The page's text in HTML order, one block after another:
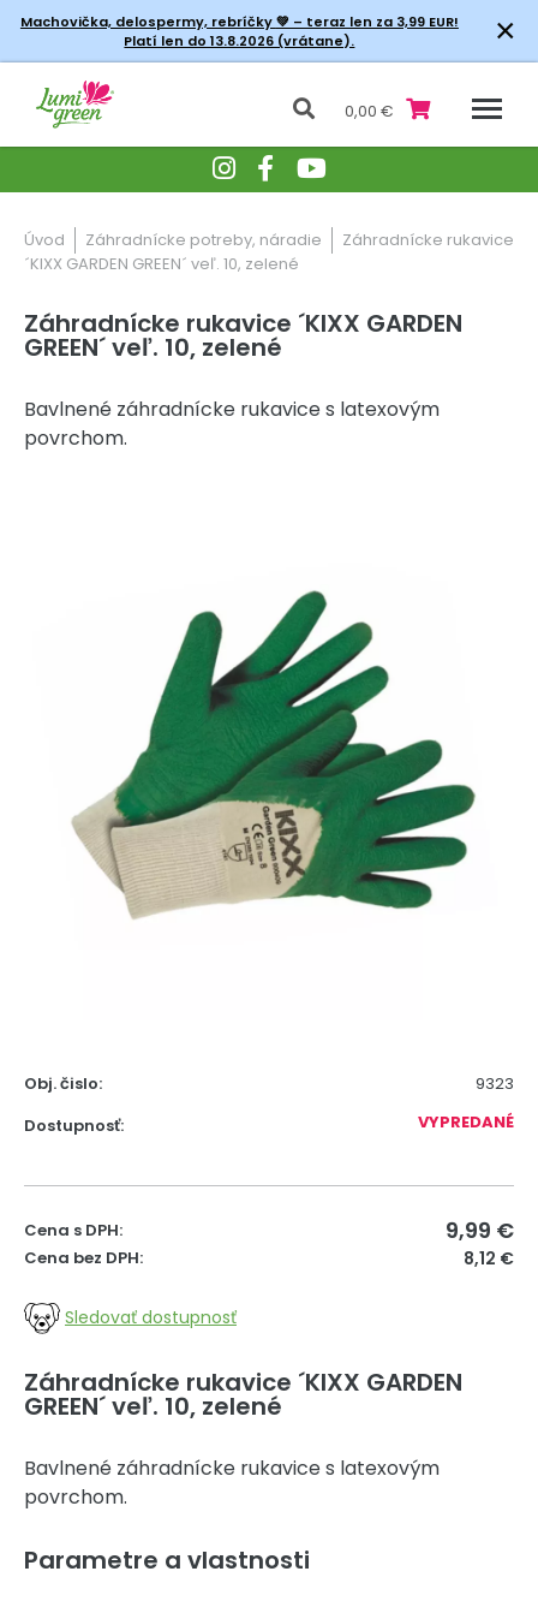
Machovička, delospermy, rebríčky💚 – teraz len za 3,99 EUR!
Platí len do 13.8.2026 (vrátane).
×
0,00 €
Úvod Záhradnícke potreby, náradie
Záhradnícke rukavice
´KIXX GARDEN GREEN´ veľ. 10, zelené
Záhradnícke rukavice ´KIXX GARDEN
GREEN´ veľ. 10, zelené
Bavlnené záhradnícke rukavice s latexovým
povrchom.
Obj. čislo:
9323
Dostupnosť:
VYPREDANÉ
Cena s DPH: 9,99 €
Cena bez DPH: 8,12 €
Sledovať dostupnosť
Záhradnícke rukavice ´KIXX GARDEN
GREEN´ veľ. 10, zelené
Bavlnené záhradnícke rukavice s latexovým
povrchom.
Parametre a vlastnosti